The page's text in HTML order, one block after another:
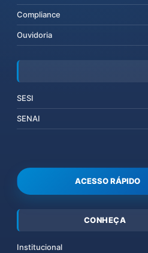
Compliance
Ouvidoria
SESI
SENAI
ACESSO RÁPIDO
CONHEÇA
Institucional